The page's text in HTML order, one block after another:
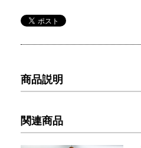
商品説明
関連商品